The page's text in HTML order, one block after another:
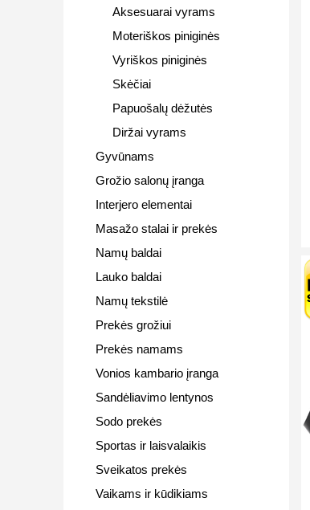
Aksesuarai vyrams
Moteriškos piniginės
Vyriškos piniginės
Skėčiai
Papuošalų dėžutės
Diržai vyrams
Gyvūnams
Grožio salonų įranga
Interjero elementai
Masažo stalai ir prekės
Namų baldai
Lauko baldai
Namų tekstilė
Prekės grožiui
Prekės namams
Vonios kambario įranga
Sandėliavimo lentynos
Sodo prekės
Sportas ir laisvalaikis
Sveikatos prekės
Vaikams ir kūdikiams